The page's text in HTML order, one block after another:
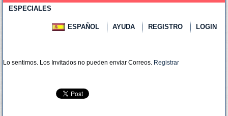
ESPECIALES
ESPAÑOL AYUDA REGISTRO LOGIN
Lo sentimos. Los Invitados no pueden enviar Correos. Registrar